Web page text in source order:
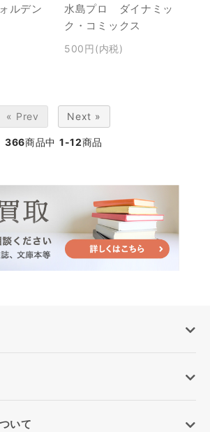
ルデン
水島プロ ダイナミッ
ク・コミックス
500円(内税)
« Prev Next »
366商品中 1-12商品
いて